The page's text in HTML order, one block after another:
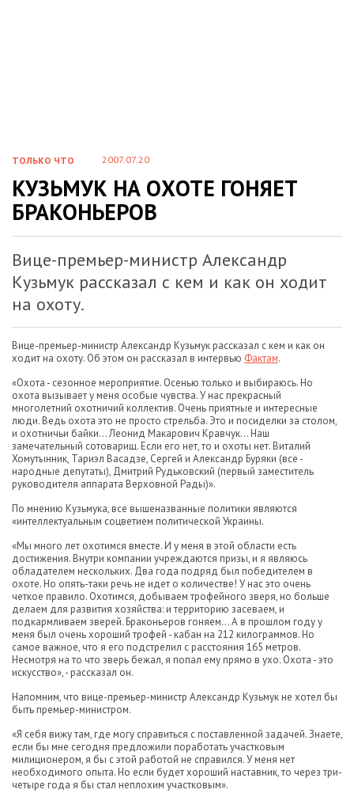
ТОЛЬКО ЧТО 2007.07.20
КУЗЬМУК НА ОХОТЕ ГОНЯЕТ
БРАКОНЬЕРОВ
Вице-премьер-министр Александр
Кузьмук рассказал с кем и как он ходит
на охоту.
Вице-премьер-министр Александр Кузьмук рассказал с кем и как он
ходит на охоту. Об этом он рассказал в интервью Фактам.
«Охота - сезонное мероприятие. Осенью только и выбираюсь. Но
охота вызывает у меня особые чувства. У нас прекрасный
многолетний охотничий коллектив. Очень приятные и интересные
люди. Ведь охота это не просто стрельба. Это и посиделки за столом,
и охотничьи байки... Леонид Макарович Кравчук... Наш
замечательный сотоварищ. Если его нет, то и охоты нет. Виталий
Хомутынник, Тариэл Васадзе, Сергей и Александр Буряки (все -
народные депутаты), Дмитрий Рудьковский (первый заместитель
руководителя аппарата Верховной Рады)».
По мнению Кузьмука, все вышеназванные политики являются
«интеллектуальным соцветием политической Украины.
«Мы много лет охотимся вместе. И у меня в этой области есть
достижения. Внутри компании учреждаются призы, и я являюсь
обладателем нескольких. Два года подряд был победителем в
охоте. Но опять-таки речь не идет о количестве! У нас это очень
четкое правило. Охотимся, добываем трофейного зверя, но больше
делаем для развития хозяйства: и территорию засеваем, и
подкармливаем зверей. Браконьеров гоняем... А в прошлом году у
меня был очень хороший трофей - кабан на 212 килограммов. Но
самое важное, что я его подстрелил с расстояния 165 метров.
Несмотря на то что зверь бежал, я попал ему прямо в ухо. Охота - это
искусство», - рассказал он.
Напомним, что вице-премьер-министр Александр Кузьмук не хотел бы
быть премьер-министром.
«Я себя вижу там, где могу справиться с поставленной задачей. Знаете,
если бы мне сегодня предложили поработать участковым
милиционером, я бы с этой работой не справился. У меня нет
необходимого опыта. Но если будет хороший наставник, то через три-
четыре года я бы стал неплохим участковым».